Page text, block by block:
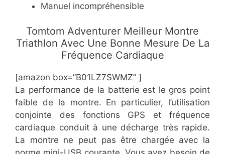
Manuel incompréhensible
​Tomtom Adventurer Meilleur Montre
Triathlon Avec Une Bonne Mesure De La
Fréquence Cardiaque
[amazon box=”B01LZ7SWMZ” ]
La performance de la batterie est le gros point
faible de la montre. En particulier, l’utilisation
conjointe des fonctions GPS et fréquence
cardiaque conduit à une décharge très rapide.
La montre ne peut pas être chargée avec la